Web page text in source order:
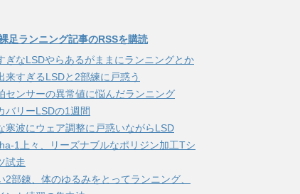
足ランニング記事のRSSを購読
ぎなLSDやらあるがままにランニングとか
来すぎるLSDと2部練に戸惑う
センサーの異常値に悩んだランニング
バリーLSDの1週間
寒波にウェア調整に戸惑いながらLSD
1上々、リーズナブルなポリジン加工Tシ
試走
2部錬、体のゆるみをとってランニング、